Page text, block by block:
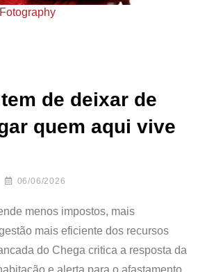
de deixar de
quem aqui vive
06/06/2026
menos impostos, mais
mais eficiente dos recursos
do Chega critica a resposta da
e alerta para o afastamento